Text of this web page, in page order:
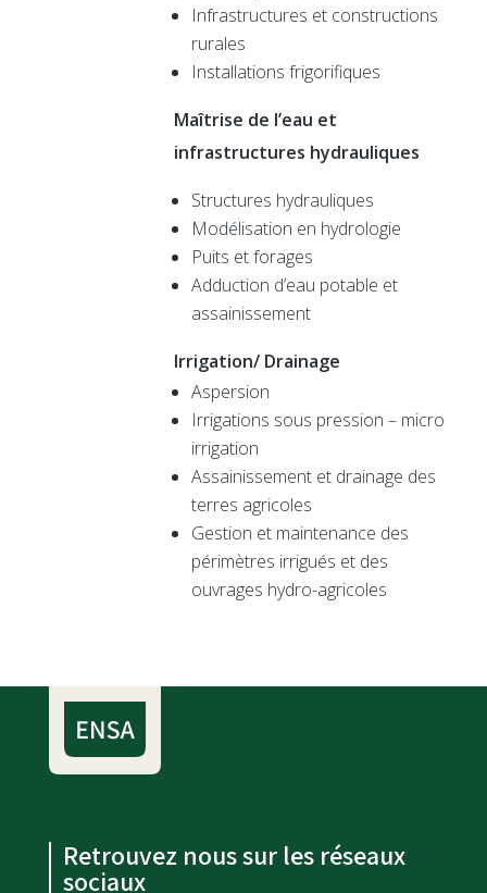
Infrastructures et constructions
rurales
Installations frigorifiques
Maîtrise de l’eau et
infrastructures hydrauliques
Structures hydrauliques
Modélisation en hydrologie
Puits et forages
Adduction d’eau potable et
assainissement
Irrigation/ Drainage
Aspersion
Irrigations sous pression – micro
irrigation
Assainissement et drainage des
terres agricoles
Gestion et maintenance des
périmètres irrigués et des
ouvrages hydro-agricoles
Retrouvez nous sur les réseaux
sociaux